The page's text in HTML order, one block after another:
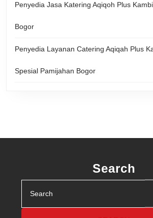
Penyedia Jasa Katering Aqiqoh Plus
Bogor
Penyedia Layanan Catering Aqiqah Plus
Spesial Pamijahan Bogor
Search
for: